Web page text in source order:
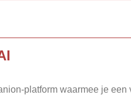
platform waarmee je een